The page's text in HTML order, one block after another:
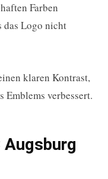
Farben
das Logo nicht
klaren Kontrast,
verbessert.